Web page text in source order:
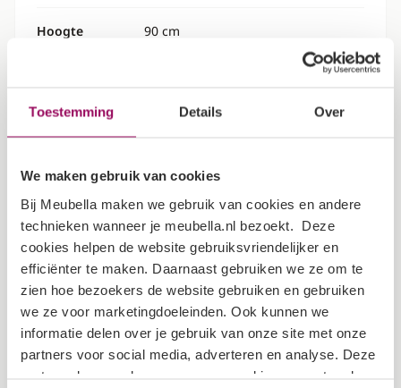
Toestemming Details Over
We maken gebruik van cookies
Bij Meubella maken we gebruik van cookies en andere
technieken wanneer je meubella.nl bezoekt. Deze
cookies helpen de website gebruiksvriendelijker en
efficiënter te maken. Daarnaast gebruiken we ze om te
zien hoe bezoekers de website gebruiken en gebruiken
we ze voor marketingdoeleinden. Ook kunnen we
informatie delen over je gebruik van onze site met onze
partners voor social media, adverteren en analyse. Deze
partners kunnen deze gegevens combineren met andere
Hoogte 90 cm
Kleur
Garantietermijn
Verpakking
Dit artikel bestaat uit 2 pakketten
Lengte: 99 cm
Breedte: 55 cm